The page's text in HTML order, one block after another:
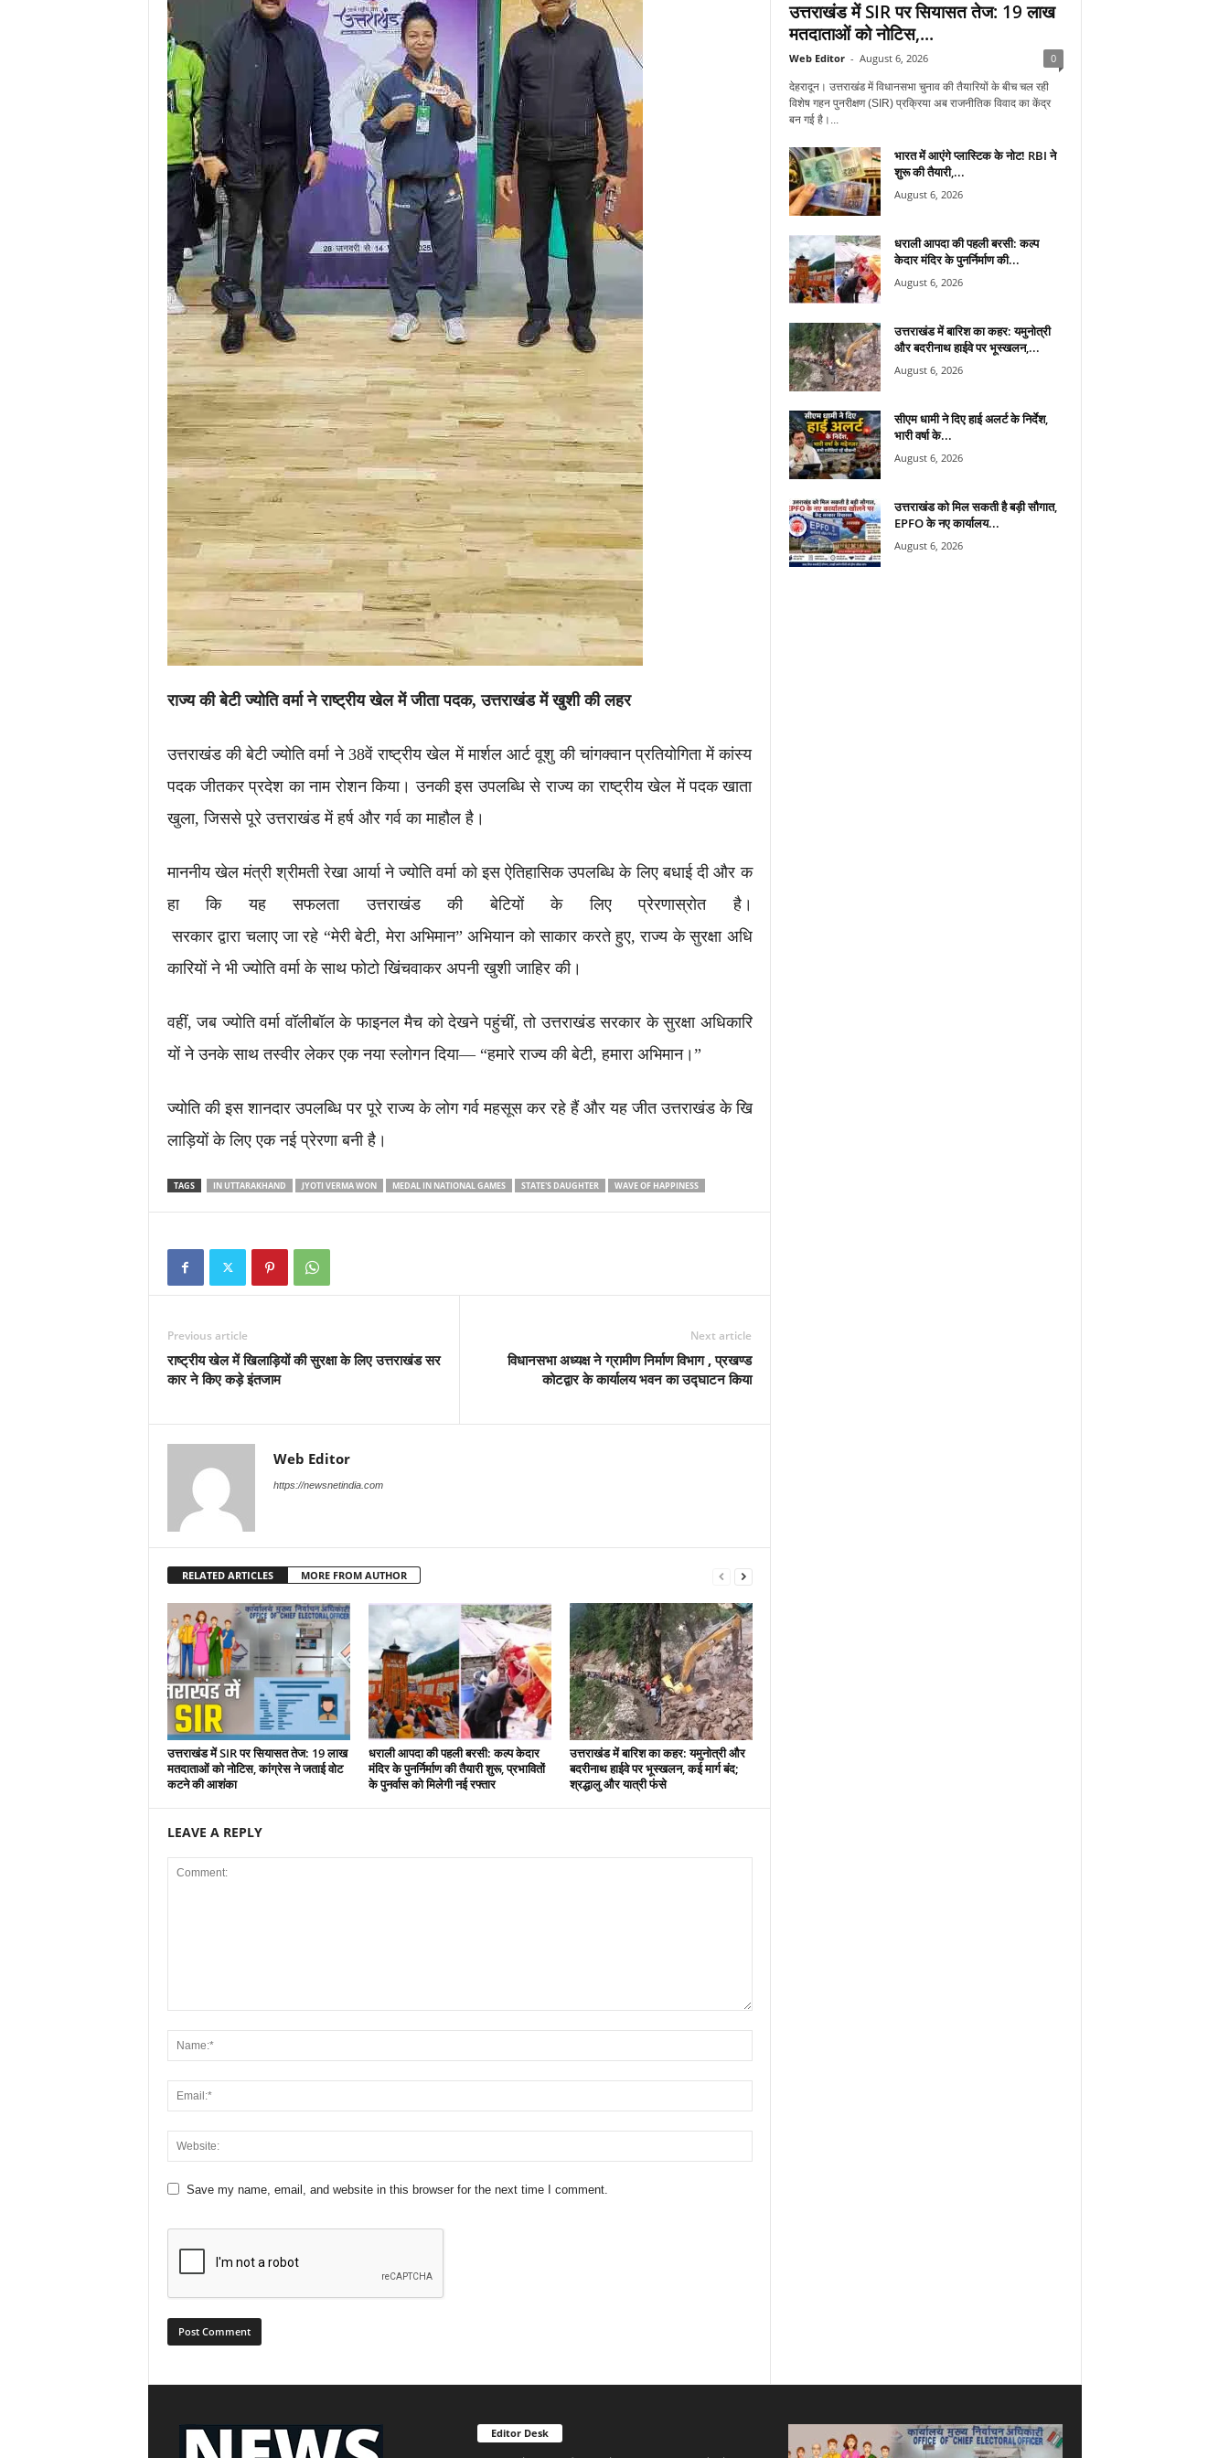
राज्यकीबेटीज्योतिवर्मानेराष्ट्रीयखेलमेंजीतापदक,उत्तराखंडमेंखुशीकीलहर
उत्तराखंड की बेटी ज्योति वर्मा ने 38वें राष्ट्रीय खेल में मार्शल आर्ट वूशु की चांगक्वान प्रतियोगिता में कांस्य
पदक जीतकर प्रदेश का नाम रोशन किया। उनकी इस उपलब्धि से राज्य का राष्ट्रीय खेल में पदक खाता
खुला, जिससे पूरे उत्तराखंड में हर्ष और गर्व का माहौल है।
माननीय खेल मंत्री श्रीमती रेखा आर्या ने ज्योति वर्मा को इस ऐतिहासिक उपलब्धि के लिए बधाई दी और क
हा कि यह सफलता उत्तराखंड की बेटियों के लिए प्रेरणास्रोत है।
सरकार द्वारा चलाए जा रहे “मेरी बेटी, मेरा अभिमान” अभियान को साकार करते हुए, राज्य के सुरक्षा अधि
कारियों ने भी ज्योति वर्मा के साथ फोटो खिंचवाकर अपनी खुशी जाहिर की।
वहीं, जब ज्योति वर्मा वॉलीबॉल के फाइनल मैच को देखने पहुंचीं, तो उत्तराखंड सरकार के सुरक्षा अधिकारि
यों ने उनके साथ तस्वीर लेकर एक नया स्लोगन दिया— “हमारे राज्य की बेटी, हमारा अभिमान।”
ज्योति की इस शानदार उपलब्धि पर पूरे राज्य के लोग गर्व महसूस कर रहे हैं और यह जीत उत्तराखंड के खि
लाड़ियों के लिए एक नई प्रेरणा बनी है।
TAGS IN UTTARAKHAND JYOTI VERMA WON MEDAL IN NATIONAL GAMES STATE'S DAUGHTER WAVE OF HAPPINESS
Previous article
राष्ट्रीय खेल में खिलाड़ियों की सुरक्षा के लिए उत्तराखंड सर
कार ने किए कड़े इंतजाम
Next article
विधानसभा अध्यक्ष ने ग्रामीण निर्माण विभाग , प्रखण्ड
कोटद्वार के कार्यालय भवन का उद्घाटन किया
Web Editor
https://newsnetindia.com
RELATED ARTICLES MORE FROM AUTHOR
उत्तराखंड में SIR पर सियासत तेज: 19 लाख
मतदाताओं को नोटिस, कांग्रेस ने जताई वोट
कटने की आशंका
धराली आपदा की पहली बरसी: कल्प केदार
मंदिर के पुनर्निर्माण की तैयारी शुरू, प्रभावितों
के पुनर्वास को मिलेगी नई रफ्तार
उत्तराखंड में बारिश का कहर: यमुनोत्री और
बदरीनाथ हाईवे पर भूस्खलन, कई मार्ग बंद;
श्रद्धालु और यात्री फंसे
LEAVE A REPLY
Save my name, email, and website in this browser for the next time I comment.
उत्तराखंड में SIR पर सियासत तेज: 19 लाख
मतदाताओं को नोटिस,...
Web Editor - August 6, 2026 0
देहरादून। उत्तराखंड में विधानसभा चुनाव की तैयारियों के बीच चल रही
विशेष गहन पुनरीक्षण (SIR) प्रक्रिया अब राजनीतिक विवाद का केंद्र
बन गई है।...
भारत में आएंगे प्लास्टिक के नोट! RBI ने
शुरू की तैयारी,...
August 6, 2026
धराली आपदा की पहली बरसी: कल्प
केदार मंदिर के पुनर्निर्माण की...
August 6, 2026
उत्तराखंड में बारिश का कहर: यमुनोत्री
और बदरीनाथ हाईवे पर भूस्खलन,...
August 6, 2026
सीएम धामी ने दिए हाई अलर्ट के निर्देश,
भारी वर्षा के...
August 6, 2026
उत्तराखंड को मिल सकती है बड़ी सौगात,
EPFO के नए कार्यालय...
August 6, 2026
Editor Desk